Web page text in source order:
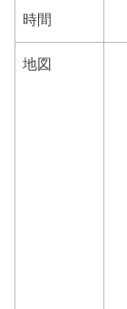
時間
地図